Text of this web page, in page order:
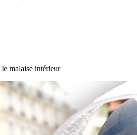
malaise intérieur